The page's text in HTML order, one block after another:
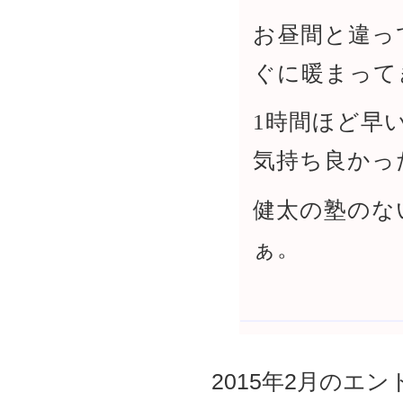
お昼間と違
ぐに暖まっ
1時間ほど早
気持ち良かっ
健太の塾の
ぁ。
2015年2月のエン